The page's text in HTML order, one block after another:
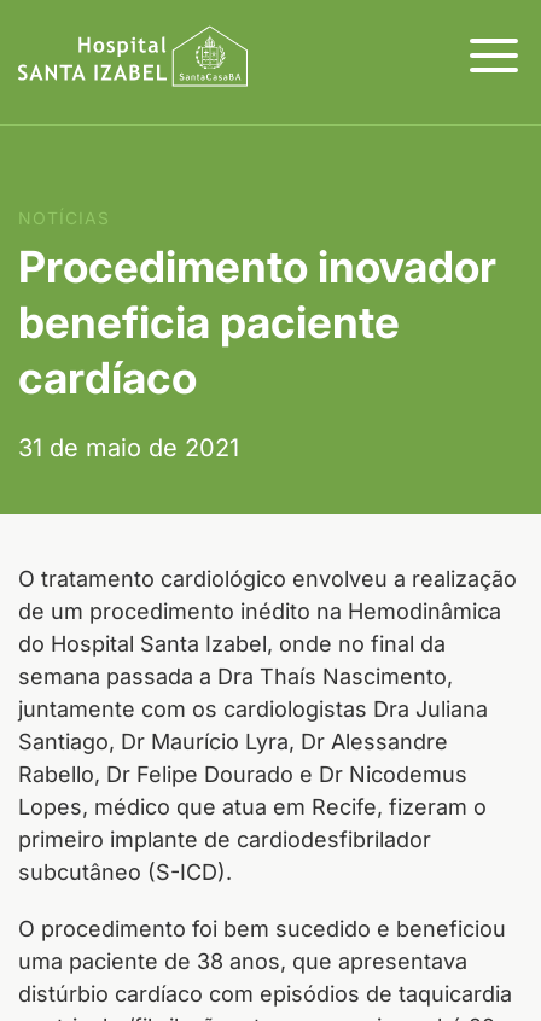
NOTÍCIAS
Procedimento inovador
beneficia paciente
cardíaco
31 de maio de 2021
O tratamento cardiológico envolveu a realização
de um procedimento inédito na Hemodinâmica
do Hospital Santa Izabel, onde no final da
semana passada a Dra Thaís Nascimento,
juntamente com os cardiologistas Dra Juliana
Santiago, Dr Maurício Lyra, Dr Alessandre
Rabello, Dr Felipe Dourado e Dr Nicodemus
Lopes, médico que atua em Recife, fizeram o
primeiro implante de cardiodesfibrilador
subcutâneo (S-ICD).
O procedimento foi bem sucedido e beneficiou
uma paciente de 38 anos, que apresentava
distúrbio cardíaco com episódios de taquicardia